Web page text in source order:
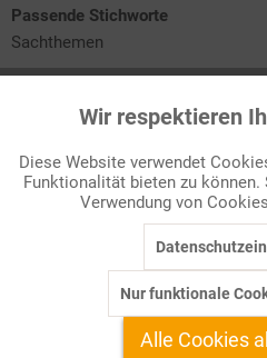
Passende Stichworte
Sachthemen
Die 5-Schritt-Lesetechnik
Meldung - Nachricht - Bericht
Kompetenzen der Einheit
Wochenplan, Tafelbilder und
Unterrichtsverlauf
Meldung - Nachricht - Bericht -
Sach- und Gebrauchstexte
Schule allenthalben und in sehr
Funktionale
Marketing
Wir respektieren
Diese Website verwendet
Funktionalität bieten zu können.
Verwendung von
Nur funktionale
Alle Cookies